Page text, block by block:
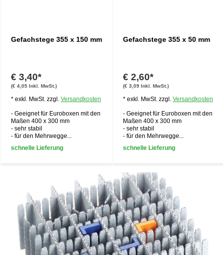
Gefachstege 355 x 150 mm
€ 3,40*
(€ 4,05 Inkl. MwSt.)
* exkl. MwSt. zzgl. Versandkosten
- Geeignet für Euroboxen mit den
Maßen 400 x 300 mm
- sehr stabil
- für den Mehrwegge...
schnelle Lieferung
Gefachstege 355 x 50 mm
€ 2,60*
(€ 3,09 Inkl. MwSt.)
* exkl. MwSt. zzgl. Versandkosten
- Geeignet für Euroboxen mit den
Maßen 400 x 300 mm
- sehr stabil
- für den Mehrwegge...
schnelle Lieferung